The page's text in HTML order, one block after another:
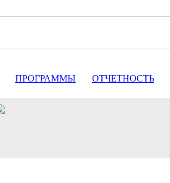
ПРОГРАММЫ ОТЧЕТНОСТЬ